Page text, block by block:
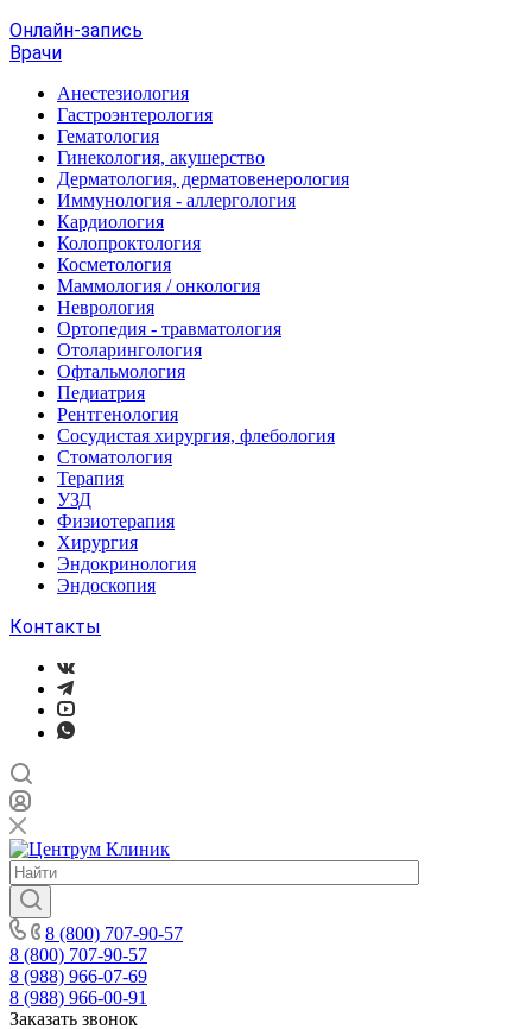
Онлайн-запись
Врачи
Анестезиология
Гастроэнтерология
Гематология
Гинекология, акушерство
Дерматология, дерматовенерология
Иммунология - аллергология
Кардиология
Колопроктология
Косметология
Маммология / онкология
Неврология
Ортопедия - травматология
Отоларингология
Офтальмология
Педиатрия
Рентгенология
Сосудистая хирургия, флебология
Стоматология
Терапия
УЗД
Физиотерапия
Хирургия
Эндокринология
Эндоскопия
Контакты
8 (800) 707-90-57
8 (800) 707-90-57
8 (988) 966-07-69
8 (988) 966-00-91
Заказать звонок